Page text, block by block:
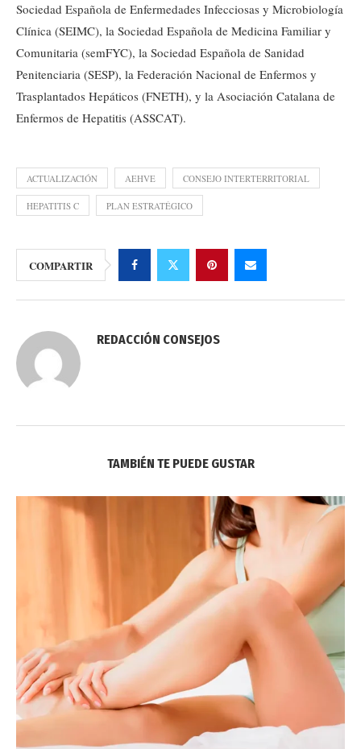
Sociedad Española de Enfermedades Infecciosas y Microbiología
Clínica (SEIMC), la Sociedad Española de Medicina Familiar y
Comunitaria (semFYC), la Sociedad Española de Sanidad
Penitenciaria (SESP), la Federación Nacional de Enfermos y
Trasplantados Hepáticos (FNETH), y la Asociación Catalana de
Enfermos de Hepatitis (ASSCAT).
ACTUALIZACIÓN AEHVE CONSEJO INTERTERRITORIAL
HEPATITIS C PLAN ESTRATÉGICO
COMPARTIR
REDACCIÓN CONSEJOS
TAMBIÉN TE PUEDE GUSTAR